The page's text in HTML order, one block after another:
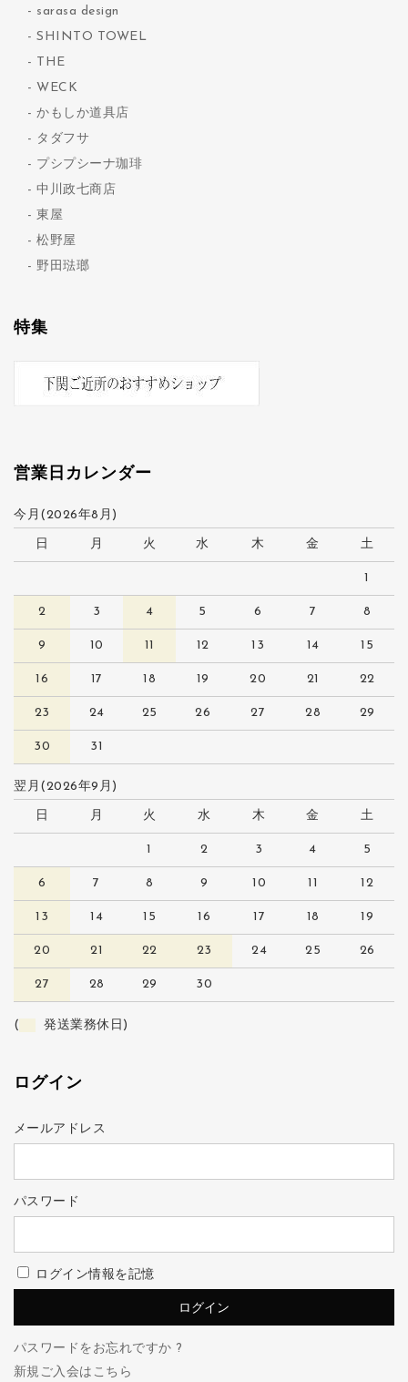
sarasa design
SHINTO TOWEL
THE
WECK
かもしか道具店
タダフサ
プシプシーナ珈琲
中川政七商店
東屋
松野屋
野田琺瑯
特集
営業日カレンダー
今月(2026年8月)
日 月 火 水 木 金 土
1
2 3 4 5 6 7 8
9 10 11 12 13 14 15
16 17 18 19 20 21 22
23 24 25 26 27 28 29
30 31
翌月(2026年9月)
日 月 火 水 木 金 土
1 2 3 4 5
6 7 8 9 10 11 12
13 14 15 16 17 18 19
20 21 22 23 24 25 26
27 28 29 30
( 発送業務休日)
ログイン
メールアドレス
パスワード
ログイン情報を記憶
パスワードをお忘れですか ?
新規ご入会はこちら